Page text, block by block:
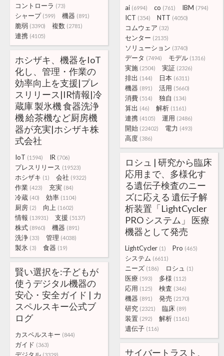
ai (6994) co (761) IBM (794)
ICT (354) NTT (4050)
コムウェア (32)
センター (2135)
ソリューション (3740)
データ (7494) モデル (1316)
実施 (2504) 実証 (2326)
排出 (144) 日本 (6311)
機器 (891) 活用 (5660)
消費 (514) 独自 (134)
算出 (46) 解析 (1161)
連携 (4105) 運用 (2486)
開始 (22402) 電力 (493)
高度 (386)
コントローラ (73)
シャープ (599) 機器 (891)
脆弱 (3390) 複数 (2781)
連携 (4105)
ホシザキ、機器をIoT
化し、管理・作業の
効率向上を支援|プレ
スリリース|IR情報|冷
蔵庫 製氷機 食器洗浄
機 給茶機など厨房機
器が充実|ホシザキ株
式会社
IoT (1594) IR (706)
プレスリリース (19523)
ホシザキ (1) 会社 (9322)
作業 (423) 充実 (84)
冷蔵 (40) 効率 (1104)
厨房 (2) 向上 (1602)
情報 (13931) 支援 (5137)
株式 (8960) 機器 (891)
洗浄 (33) 管理 (4038)
製氷 (3) 食器 (19)
ロシュ | 研究から臨床
応用まで、多様化す
る遺伝子検査のニー
ズに応える 遺伝子解
析装置「LightCycler
PRO システム」 医療
機器として発売
LightCycler (1) Pro (465)
システム (6611)
ニーズ (186) ロシュ (1)
医療 (593) 多様 (112)
応用 (125) 検査 (346)
機器 (891) 発売 (2170)
研究 (2321) 臨床 (89)
装置 (292) 解析 (1161)
遺伝子 (116)
賢い選択を:子どもが
使うデジタル機器の
安心・安全ガイド | カ
スペルスキー公式ブ
ログ
カスペルスキー (844)
ガイド (363)
サイバートラスト、